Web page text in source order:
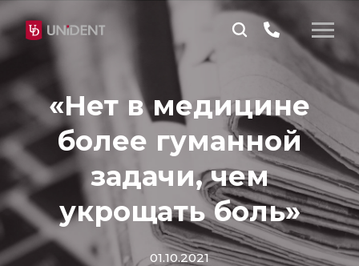
«Нет в медицине
более гуманной
задачи, чем
укрощать боль»
01.10.2021